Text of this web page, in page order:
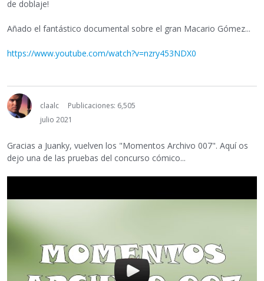
de doblaje!
Añado el fantástico documental sobre el gran Macario Gómez...
https://www.youtube.com/watch?v=nzry453NDX0
claalc
Publicaciones: 6,505
julio 2021
Gracias a Juanky, vuelven los "Momentos Archivo 007". Aquí os
dejo una de las pruebas del concurso cómico...